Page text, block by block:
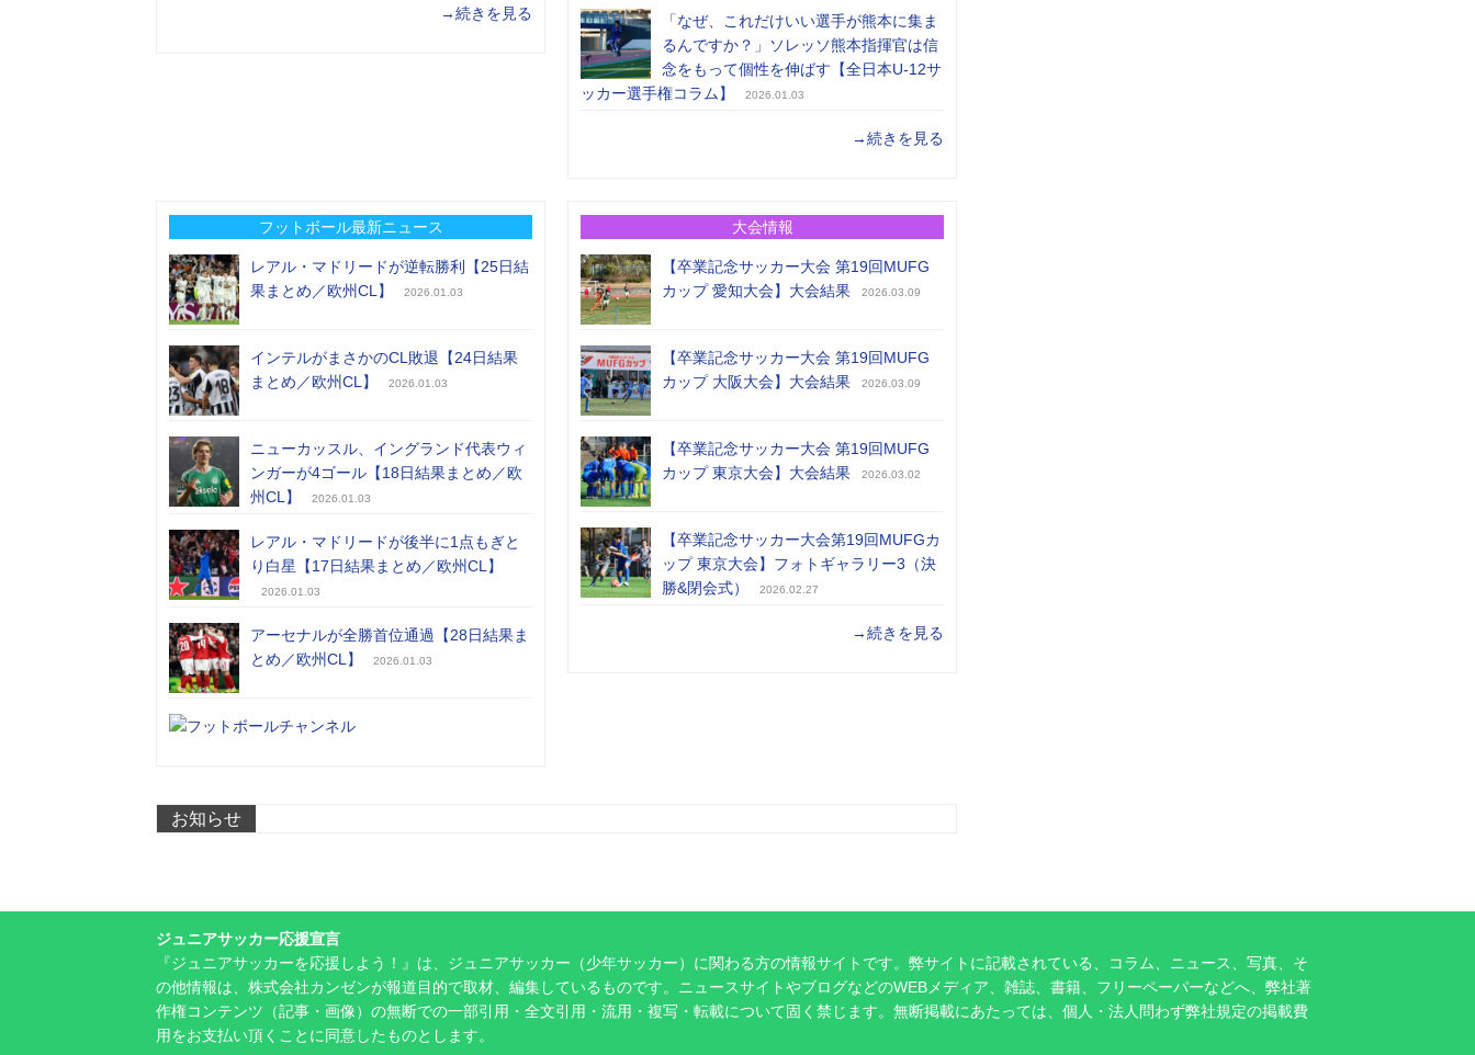
→続きを見る
「なぜ、これだけいい選手が熊本に集ま
るんですか？」ソレッソ熊本指揮官は信
念をもって個性を伸ばす【全日本U-12サ
ッカー選手権コラム】
2026.01.03
→続きを見る
フットボール最新ニュース
レアル・マドリードが逆転勝利【25日結
果まとめ／欧州CL】
2026.01.03
インテルがまさかのCL敗退【24日結果
まとめ／欧州CL】
2026.01.03
ニューカッスル、イングランド代表ウィ
ンガーが4ゴール【18日結果まとめ／欧
州CL】
2026.01.03
レアル・マドリードが後半に1点もぎと
り白星【17日結果まとめ／欧州CL】
2026.01.03
アーセナルが全勝首位通過【28日結果ま
とめ／欧州CL】
2026.01.03
大会情報
【卒業記念サッカー大会 第19回MUFG
カップ 愛知大会】大会結果
2026.03.09
【卒業記念サッカー大会 第19回MUFG
カップ 大阪大会】大会結果
2026.03.09
【卒業記念サッカー大会 第19回MUFG
カップ 東京大会】大会結果
2026.03.02
【卒業記念サッカー大会第19回MUFGカ
ップ 東京大会】フォトギャラリー3（決
勝&閉会式）
2026.02.27
→続きを見る
お知らせ
ジュニアサッカー応援宣言
『ジュニアサッカーを応援しよう！』は、ジュニアサッカー（少年サッカー）に関わる方の情報サイトです。弊サイトに記載されている、コラム、ニュース、写真、そ
の他情報は、株式会社カンゼンが報道目的で取材、編集しているものです。ニュースサイトやブログなどのWEBメディア、雑誌、書籍、フリーペーパーなどへ、弊社著
作権コンテンツ（記事・画像）の無断での一部引用・全文引用・流用・複写・転載について固く禁じます。無断掲載にあたっては、個人・法人問わず弊社規定の掲載費
用をお支払い頂くことに同意したものとします。